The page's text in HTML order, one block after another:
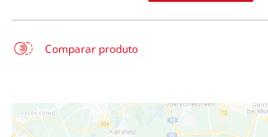
Comparar produto